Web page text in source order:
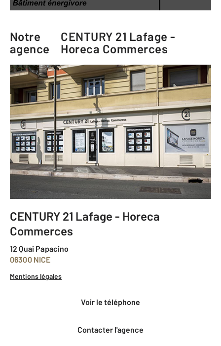
Notre
agence
CENTURY 21 Lafage -
Horeca Commerces
CENTURY 21 Lafage - Horeca
Commerces
12 Quai Papacino
06300 NICE
Mentions légales
voir le téléphone
Contacter l'agence